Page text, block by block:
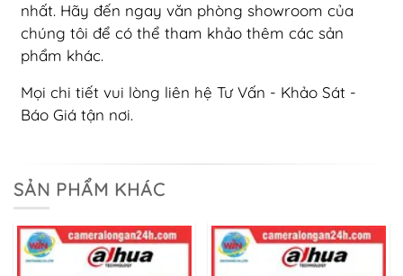
nhất. Hãy đến ngay văn phòng showroom của
chúng tôi để có thể tham khảo thêm các sản
phẩm khác.
Mọi chi tiết vui lòng liên hệ Tư Vấn - Khảo Sát -
Báo Giá tận nơi.
SẢN PHẨM KHÁC